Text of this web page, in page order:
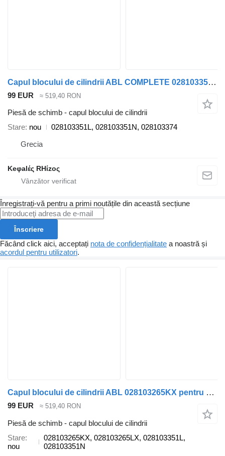
Capul blocului de cilindrii ABL COMPLETE 028103351L pentru automobil Volkswagen POLO, CADDY, TRANSPORTER
99 EUR ≈ 519,40 RON
Piesă de schimb - capul blocului de cilindrii
Stare nou
028103351L, 028103351N, 028103374
Grecia
Keφalές RHίzoς
Înregistrați-vă pentru a primi noutățile din această secțiune
Înscriere
Făcând click aici, acceptați nota de confidențialitate a noastră și
acordul pentru utilizatori.
Capul blocului de cilindrii ABL 028103265KX pentru automobil Volkswagen POLO, CADDY, TRANSPORTER
99 EUR ≈ 519,40 RON
Piesă de schimb - capul blocului de cilindrii
Stare
nou
028103265KX, 028103265LX, 028103351L,
028103351N